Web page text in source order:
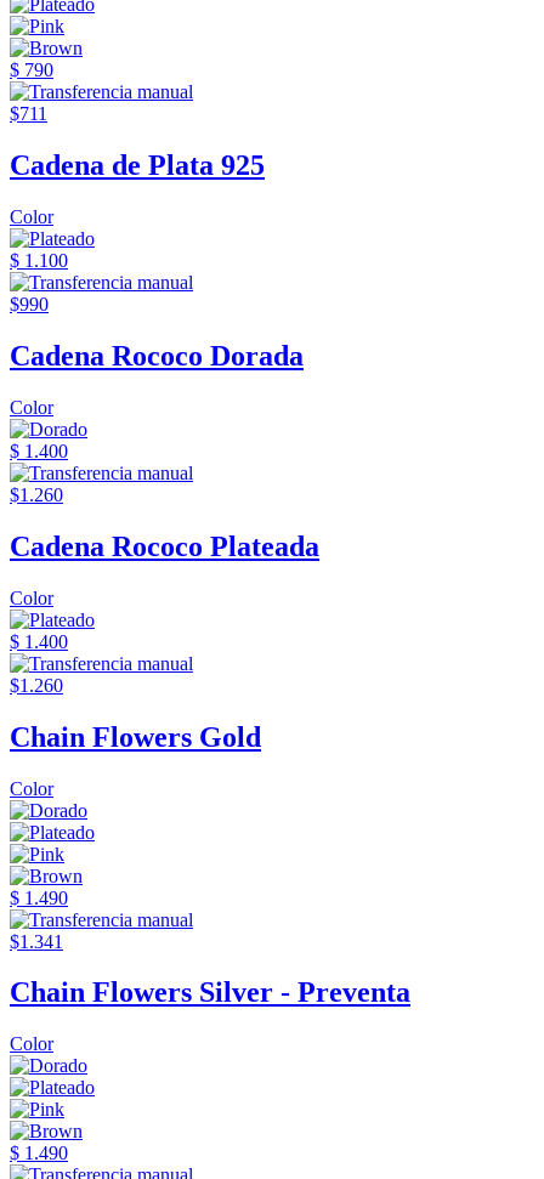
$ 790
$711
Cadena de Plata 925
Color
$ 1.100
$990
Cadena Rococo Dorada
Color
$ 1.400
$1.260
Cadena Rococo Plateada
Color
$ 1.400
$1.260
Chain Flowers Gold
Color
$ 1.490
$1.341
Chain Flowers Silver - Preventa
Color
$ 1.490